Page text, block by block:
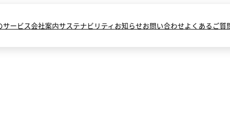
サービス会社案内サステナビリティ お知らせお問い合わせよくあるご質